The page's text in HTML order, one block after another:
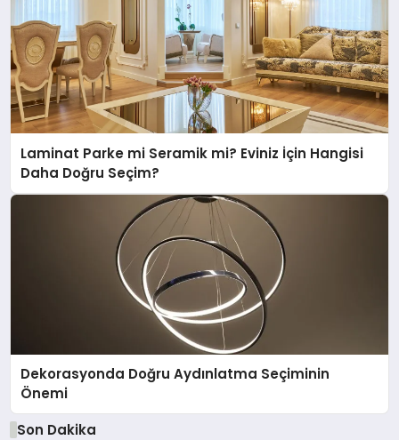
Laminat Parke mi Seramik mi? Eviniz İçin Hangisi
Daha Doğru Seçim?
Dekorasyonda Doğru Aydınlatma Seçiminin
Önemi
Son Dakika